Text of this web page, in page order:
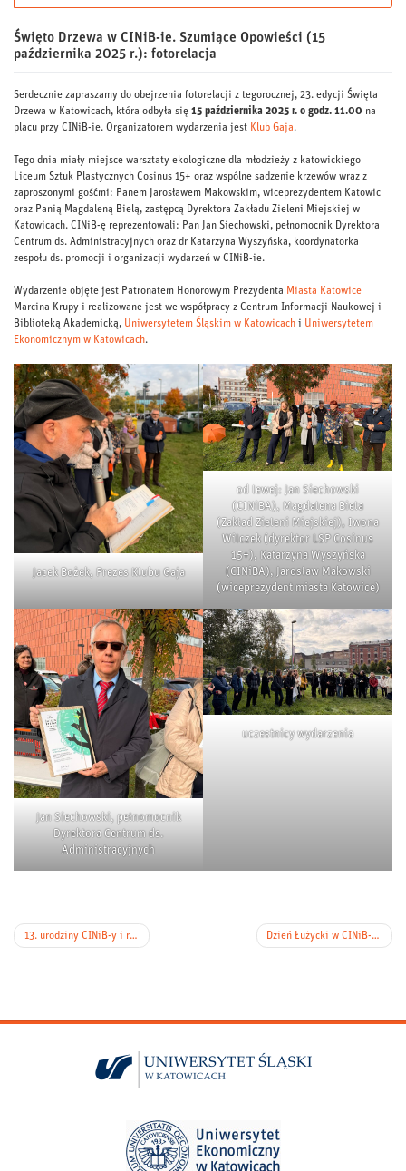
Święto Drzewa w CINiB-ie. Szumiące Opowieści (15
października 2025 r.): fotorelacja
Serdecznie zapraszamy do obejrzenia fotorelacji z tegorocznej, 23. edycji Święta
Drzewa w Katowicach, która odbyła się 15 października 2025 r. o godz. 11.00 na
placu przy CINiB-ie. Organizatorem wydarzenia jest Klub Gaja.
Tego dnia miały miejsce warsztaty ekologiczne dla młodzieży z katowickiego
Liceum Sztuk Plastycznych Cosinus 15+ oraz wspólne sadzenie krzewów wraz z
zaproszonymi gośćmi: Panem Jarosławem Makowskim, wiceprezydentem Katowic
oraz Panią Magdaleną Bielą, zastępcą Dyrektora Zakładu Zieleni Miejskiej w
Katowicach. CINiB-ę reprezentowali: Pan Jan Siechowski, pełnomocnik Dyrektora
Centrum ds. Administracyjnych oraz dr Katarzyna Wyszyńska, koordynatorka
zespołu ds. promocji i organizacji wydarzeń w CINiB-ie.
Wydarzenie objęte jest Patronatem Honorowym Prezydenta Miasta Katowice
Marcina Krupy i realizowane jest we współpracy z Centrum Informacji Naukowej i
Biblioteką Akademicką, Uniwersytetem Śląskim w Katowicach i Uniwersytetem
Ekonomicznym w Katowicach.
Jacek Bożek, Prezes Klubu Gaja
od lewej: Jan Siechowski
(CINiBA), Magdalena Biela
(Zakład Zieleni Miejskiej), Iwona
Wilczek (dyrektor LSP Cosinus
15+), Katarzyna Wyszyńska
(CINiBA), Jarosław Makowski
(wiceprezydent miasta Katowice)
Jan Siechowski, pełnomocnik
Dyrektora Centrum ds.
Administracyjnych
uczestnicy wydarzenia
Nawigacja
13. urodziny CINiB-y i roczek Cinibka (13 października 2025 r.): fotorelacja Dzień Łużycki w CINiB-ie (16 października 2025 r.): fotorelacja